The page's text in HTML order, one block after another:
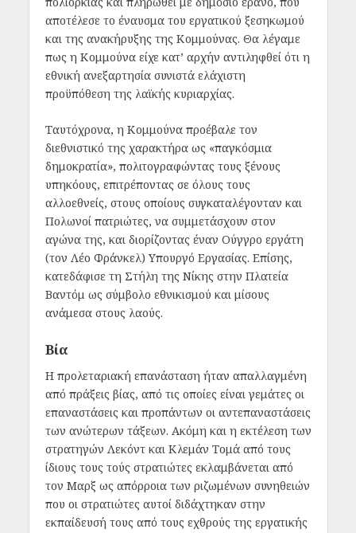
αποτέλεσε το έναυσμα του εργατικού ξεσηκωμού
και της ανακήρυξης της Κομμούνας. Θα λέγαμε
πως η Κομμούνα είχε κατ’ αρχήν αντιληφθεί ότι η
εθνική ανεξαρτησία συνιστά ελάχιστη
προϋπόθεση της λαϊκής κυριαρχίας.
Ταυτόχρονα, η Κομμούνα προέβαλε τον
διεθνιστικό της χαρακτήρα ως «παγκόσμια
δημοκρατία», πολιτογραφώντας τους ξένους
υπηκόους, επιτρέποντας σε όλους τους
αλλοεθνείς, στους οποίους συγκαταλέγονταν και
Πολωνοί πατριώτες, να συμμετάσχουν στον
αγώνα της, και διορίζοντας έναν Ούγγρο εργάτη
(τον Λέο Φράνκελ) Υπουργό Εργασίας. Επίσης,
κατεδάφισε τη Στήλη της Νίκης στην Πλατεία
Βαντόμ ως σύμβολο εθνικισμού και μίσους
ανάμεσα στους λαούς.
Βία
Η προλεταριακή επανάσταση ήταν απαλλαγμένη
από πράξεις βίας, από τις οποίες είναι γεμάτες οι
επαναστάσεις και προπάντων οι αντεπαναστάσεις
των ανώτερων τάξεων. Ακόμη και η εκτέλεση των
στρατηγών Λεκόντ και Κλεμάν Τομά από τους
ίδιους τους τούς στρατιώτες εκλαμβάνεται από
τον Μαρξ ως απόρροια των ριζωμένων συνηθειών
που οι στρατιώτες αυτοί διδάχτηκαν στην
εκπαίδευσή τους από τους εχθρούς της εργατικής